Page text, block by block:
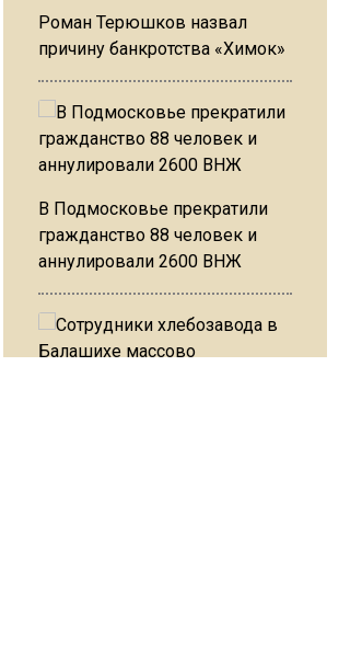
Роман Терюшков назвал
причину банкротства «Химок»
В Подмосковье прекратили
гражданство 88 человек и
аннулировали 2600 ВНЖ